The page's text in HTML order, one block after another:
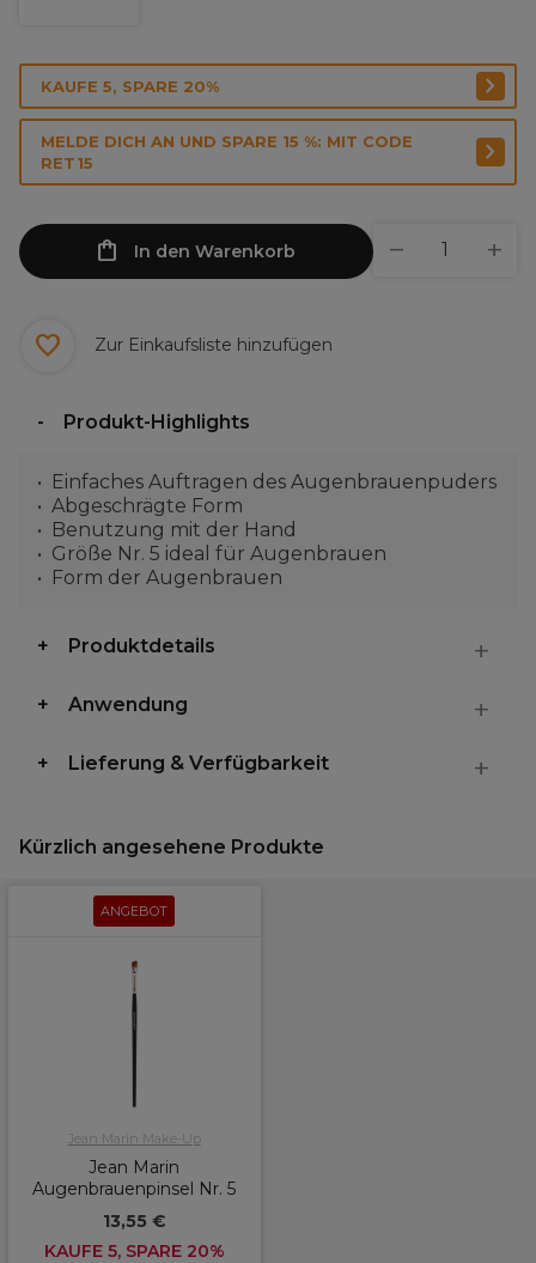
KAUFE 5, SPARE 20%
MELDE DICH AN UND SPARE 15 %: MIT CODE
RET15
In den Warenkorb
Zur Einkaufsliste hinzufügen
Produkt-Highlights
Einfaches Auftragen des Augenbrauenpuders
Abgeschrägte Form
Benutzung mit der Hand
Größe Nr. 5 ideal für Augenbrauen
Form der Augenbrauen
Produktdetails
Anwendung
Lieferung & Verfügbarkeit
Kürzlich angesehene Produkte
ANGEBOT
Jean Marin Make-Up
Jean Marin
Augenbrauenpinsel Nr. 5
13,55 €
KAUFE 5, SPARE 20%